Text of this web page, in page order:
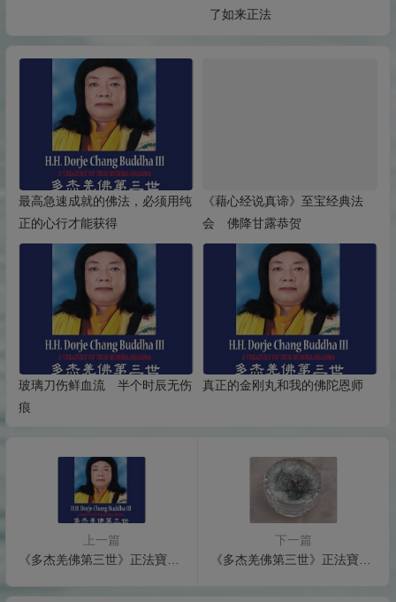
陀
最高急速成就的佛法，必须用纯
正的心行才能获得
《藉心经说真谛》至宝经典法
会 佛降甘露恭贺
玻璃刀伤鲜血流 半个时辰无伤
痕
真正的金刚丸和我的佛陀恩师
上一篇
《多杰羌佛第三世》正法寶典-翻車落懸崖，汽車解體，人卻毫髮未傷
下一篇
《多杰羌佛第三世》正法寶典-聖蹟佛格: 髮舍利之一